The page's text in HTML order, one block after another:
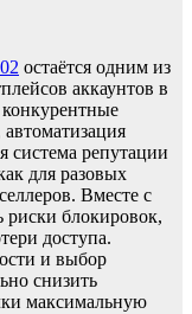
остаётся одним из
аккаунтов в
система репутации
для разовых
Вместе с
риски блокировок,
доступа.
и выбор
снизить
максимальную